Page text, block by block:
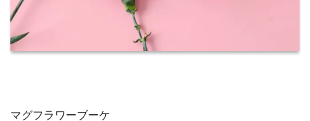
マグフラワーブーケ